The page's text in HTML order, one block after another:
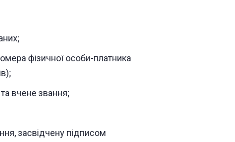
фізичної особи-платника
вчене звання;
засвідчену підписом